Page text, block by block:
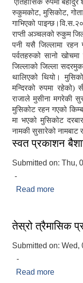
ऐतिहासिक रुपमा बहादुर
रुकुमकोट,मुसिकोट,
गाभिएको
राप्ती अञ्चलको रुकुम
पनी यसै जिल्लामा रहन
पर्वतहरुको सानो खोचमा
जिल्लाको जिल्ला
थालिएको थियो।
मन्दिरको रुपमा रहेको)
राजाले मुसीना मगरेकी
मुसिकोट रहन गएको
मा भएको मुसिकोट
नामकी सुसारेको नामबाट
स्वत प्रकाशन
Submitted on: Thu,
-
Read more
तेस्रो त्रैमासिक
Submitted on: Wed,
‍ -
Read more